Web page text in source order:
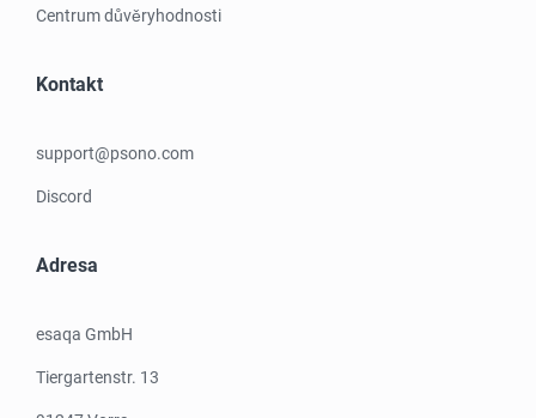
Centrum důvěryhodnosti
Kontakt
support@psono.com
Discord
Adresa
esaqa GmbH
Tiergartenstr. 13